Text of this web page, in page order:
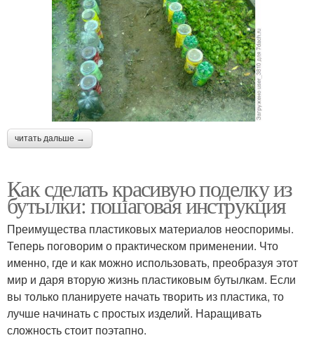
читать дальше →
Как сделать красивую поделку из
бутылки: пошаговая инструкция
Преимущества пластиковых материалов неоспоримы.
Теперь поговорим о практическом применении. Что
именно, где и как можно использовать, преобразуя этот
мир и даря вторую жизнь пластиковым бутылкам. Если
вы только планируете начать творить из пластика, то
лучше начинать с простых изделий. Наращивать
сложность стоит поэтапно.